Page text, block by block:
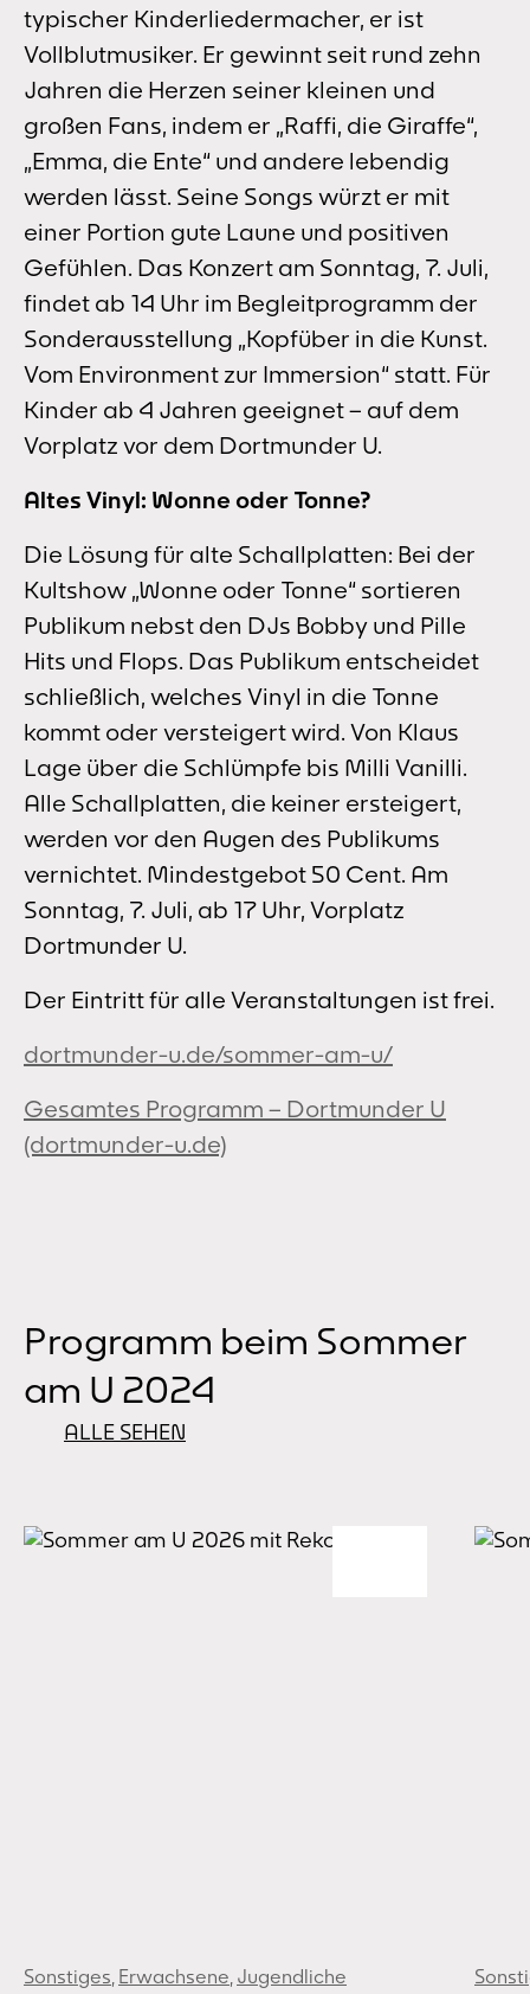
typischer Kinderliedermacher, er ist
Vollblutmusiker. Er gewinnt seit rund zehn
Jahren die Herzen seiner kleinen und
großen Fans, indem er „Raffi, die Giraffe“,
„Emma, die Ente“ und andere lebendig
werden lässt. Seine Songs würzt er mit
einer Portion gute Laune und positiven
Gefühlen. Das Konzert am Sonntag, 7. Juli,
findet ab 14 Uhr im Begleitprogramm der
Sonderausstellung „Kopfüber in die Kunst.
Vom Environment zur Immersion“ statt. Für
Kinder ab 4 Jahren geeignet – auf dem
Vorplatz vor dem Dortmunder U.
Altes Vinyl: Wonne oder Tonne?
Die Lösung für alte Schallplatten: Bei der
Kultshow „Wonne oder Tonne“ sortieren
Publikum nebst den DJs Bobby und Pille
Hits und Flops. Das Publikum entscheidet
schließlich, welches Vinyl in die Tonne
kommt oder versteigert wird. Von Klaus
Lage über die Schlümpfe bis Milli Vanilli.
Alle Schallplatten, die keiner ersteigert,
werden vor den Augen des Publikums
vernichtet. Mindestgebot 50 Cent. Am
Sonntag, 7. Juli, ab 17 Uhr, Vorplatz
Dortmunder U.
Der Eintritt für alle Veranstaltungen ist frei.
dortmunder-u.de/sommer-am-u/
Gesamtes Programm – Dortmunder U
(dortmunder-u.de)
Programm beim Sommer
am U 2024
ALLE SEHEN
Sonstiges, Erwachsene, Jugendliche